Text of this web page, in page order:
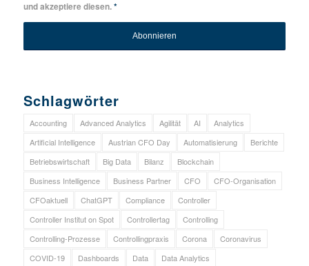
und akzeptiere diesen.*
Schlagwörter
Accounting Advanced Analytics Agilität AI
Analytics
Artificial Intelligence
Austrian CFO Day Automatisierung
Berichte
Betriebswirtschaft
Big Data Bilanz
Blockchain
Business Intelligence
Business Partner CFO
CFO-Organisation
CFOaktuell
ChatGPT Compliance
Controller
Controller Institut on Spot
Controllertag
Controlling
Controlling-Prozesse
Controllingpraxis Corona
Coronavirus
COVID-19
Dashboards Data
Data Analytics